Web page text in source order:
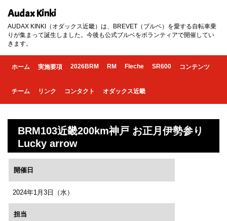
Audax Kinki
AUDAX KINKI（オダックス近畿）は、BREVET（ブルベ）を愛する自転車乗
りが集まって誕生しました。今後も公式ブルベをボランティアで開催してい
きます。
ホーム 実施要項 2026BRM RM Fleche SR600 コンテンツ
チーム リンク コンタクト オダックス近畿
BRM103近畿200km神戸 お正月伊勢参り
Lucky arrow
開催日
2024年1月3日（水）
担当